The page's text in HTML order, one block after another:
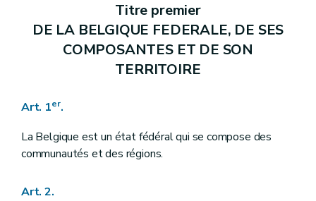
DES POUVOIRS
Art. 33
Art. 34
Art. 35
Art. 38
Art. 39
Art. 41
Chapitre premier DES CHAMBRES FEDERALES
Titre premier
DE LA BELGIQUE FEDERALE, DE SES
COMPOSANTES ET DE SON
TERRITOIRE
Art. 1er.
La Belgique est un état fédéral qui se compose des
communautés et des régions.
Art. 2.